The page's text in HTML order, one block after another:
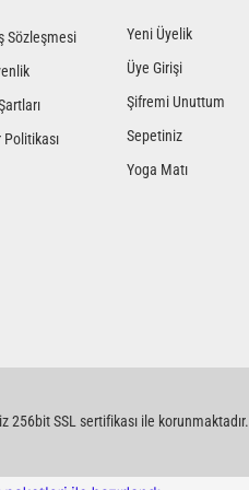
Sözleşmesi
Yeni Üyelik
Üye Girişi
Şifremi Unuttum
Sepetiniz
Yoga Matı
256bit SSL sertifikası ile korunmaktadır.